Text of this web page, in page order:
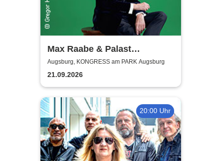
Max Raabe & Palast
Orchester - Hummel
streicheln
Augsburg, KONGRESS am PARK Augsburg
21.09.2026
20:00 Uhr